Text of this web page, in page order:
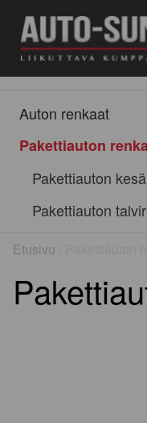
Auton renkaat
Pakettiauton
Pakettiauton
Pakettiauton
Etusivu